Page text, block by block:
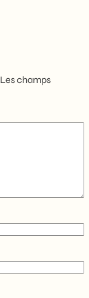
Les champs